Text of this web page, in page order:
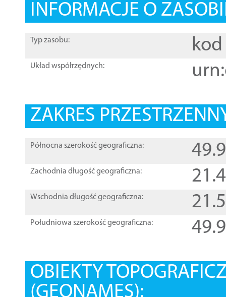
INFORMACJE O
Typ zasobu: kod
Układ współrzędnych:
ZAKRES
Północna szerokość geograficzna:
Zachodnia długość geograficzna:
Wschodnia długość geograficzna:
Południowa szerokość geograficzna:
OBIEKTY
(GEONAMES):